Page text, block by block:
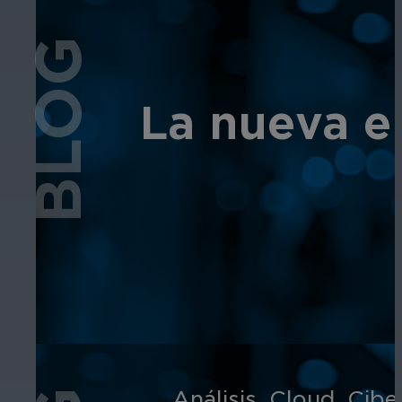
BLOG La nueva